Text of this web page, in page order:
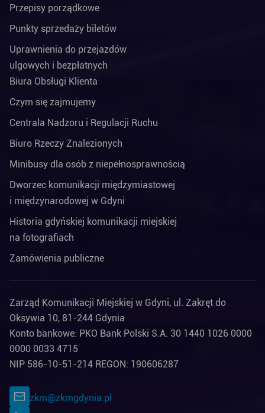
Przepisy porządkowe
Punkty sprzedaży biletów
Uprawnienia do przejazdów
ulgowych i bezpłatnych
Biura Obsługi Klienta
Czym się zajmujemy
Centrala Nadzoru i Regulacji Ruchu
Biuro Rzeczy Znalezionych
Minibusy dla osób z niepełnosprawnością
Dworzec komunikacji międzymiastowej
i międzynarodowej w Gdyni
Historia gdyńskiej komunikacji miejskiej
na fotografiach
Zamówienia publiczne
Zarząd Komunikacji Miejskiej w Gdyni, ul. Zakręt do
Oksywia 10, 81-244 Gdynia
Konto bankowe: PKO Bank Polski S.A. 30 1440 1026 0000
0000 0033 4715
NIP 586-10-51-214 REGON: 190606287
zkm@zkmgdynia.pl